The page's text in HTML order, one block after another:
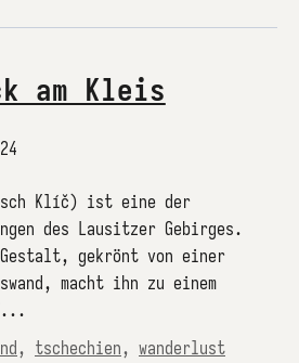
am Kleis
Klíč) ist eine der
des Lausitzer Gebirges.
gekrönt von einer
macht ihn zu einem
, tschechien, wanderlust